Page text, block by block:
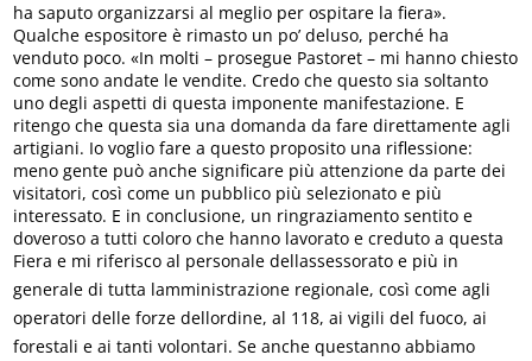
ha saputo organizzarsi al meglio per ospitare la fiera».
Qualche espositore è rimasto un po’ deluso, perché ha
venduto poco. «In molti – prosegue Pastoret – mi hanno chiesto
come sono andate le vendite. Credo che questo sia soltanto
uno degli aspetti di questa imponente manifestazione. E
ritengo che questa sia una domanda da fare direttamente agli
artigiani. Io voglio fare a questo proposito una riflessione:
meno gente può anche significare più attenzione da parte dei
visitatori, così come un pubblico più selezionato e più
interessato. E in conclusione, un ringraziamento sentito e
doveroso a tutti coloro che hanno lavorato e creduto a questa
Fiera e mi riferisco al personale dellassessorato e più in
generale di tutta lamministrazione regionale, così come agli
operatori delle forze dellordine, al 118, ai vigili del fuoco, ai
forestali e ai tanti volontari. Se anche questanno abbiamo